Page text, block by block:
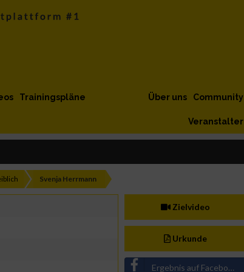
Trainingspläne Community
Über uns
Veranstalter
Svenja Herrmann
Zielvideo
Urkunde
Ergebnis auf Facebook teilen